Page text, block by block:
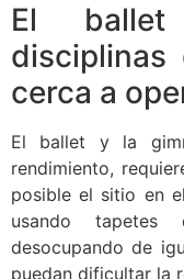
El
disciplinas
cerca a
El ballet y la
rendimiento,
posible el sitio en
usando tapetes
desocupando de
puedan dificultar la